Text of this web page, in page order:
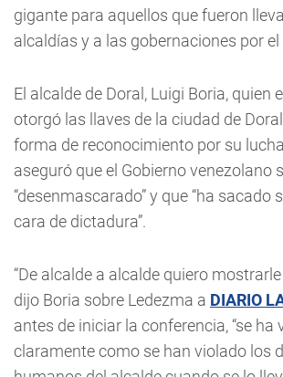
gigante para aquellos que fueron
alcaldías y a las gobernaciones por el
El alcalde de Doral, Luigi Boria, quien
otorgó las llaves de la ciudad de
forma de reconocimiento por su
aseguró que el Gobierno venezolano
“desenmascarado” y que “ha sacado
cara de dictadura”.
“De alcalde a alcalde quiero
dijo Boria sobre Ledezma a DIARIO
antes de iniciar la conferencia, “se ha
claramente como se han violado los